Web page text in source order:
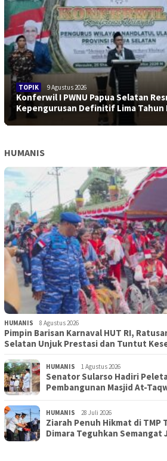
TOPIK 9 Agustus 2026
Konferwil I PWNU Papua Selatan
Kepengurusan Definitif Lima Tahun
HUMANIS
HUMANIS 8 Agustus 2026
Pimpin Barisan Karnaval HUT RI,
Selatan Unjuk Prestasi dan Tuntut
HUMANIS 1 Agustus 2026
Senator Sularso Hadiri
Pembangunan Masjid At-
HUMANIS 28 Juli 2026
Ziarah Penuh Hikmat di TMP
Dimara Teguhkan Semangat